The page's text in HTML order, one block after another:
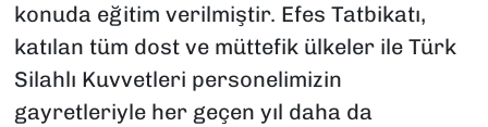
konuda eğitim verilmiştir. Efes Tatbikatı,
katılan tüm dost ve müttefik ülkeler ile Türk
Silahlı Kuvvetleri personelimizin
gayretleriyle her geçen yıl daha da